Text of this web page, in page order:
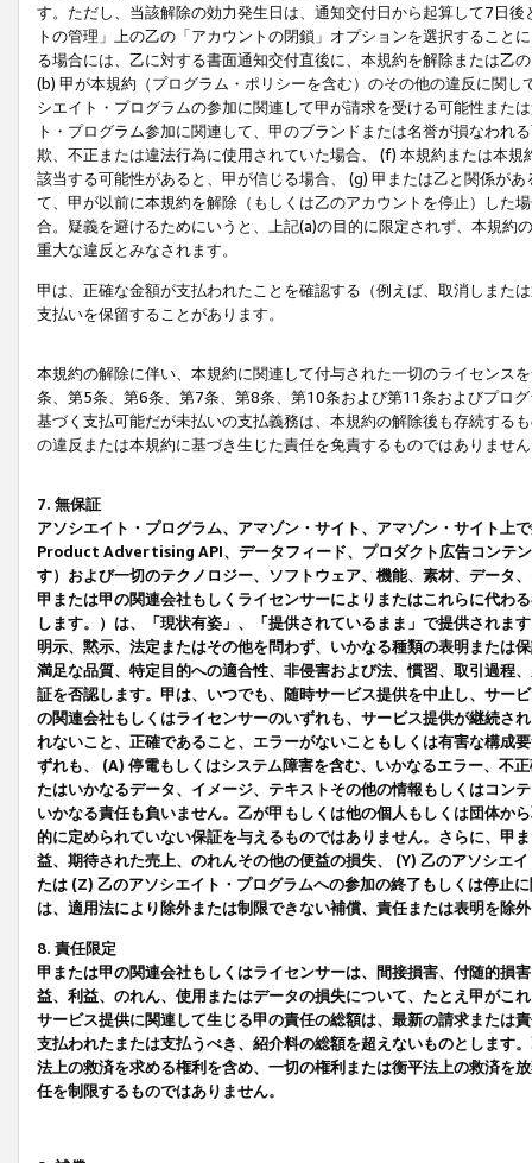
す。ただし、当該解除の効力発生日は、通知交付日から起算して7日
トの管理」上の乙の「アカウントの閉鎖」オプションを選択するこ
る場合には、乙に対する書面通知交付直後に、本規約を解除または乙
(b) 甲が本規約（プログラム・ポリシーを含む）のその他の違反に関
シエイト・プログラムの参加に関連して甲が請求を受ける可能性また
ト・プログラム参加に関連して、甲のブランドまたは名誉が損なわれ
欺、不正または違法行為に使用されていた場合、 (f) 本規約または本
該当する可能性があると、甲が信じる場合、 (g) 甲または乙と関係が
て、甲が以前に本規約を解除（もしくは乙のアカウントを停止）した
合。疑義を避けるためにいうと、上記(a)の目的に限定されず、本規
重大な違反とみなされます。
甲は、正確な金額が支払われたことを確認する（例えば、取消しまた
支払いを保留することがあります。
本規約の解除に伴い、本規約に関連して付与された一切のライセンス
条、第5条、第6条、第7条、第8条、第10条および第11条およびプロ
基づく支払可能だが未払いの支払義務は、本規約の解除後も存続する
の違反または本規約に基づき生じた責任を免責するものではありませ
7. 無保証
アソシエイト・プログラム、アマゾン・サイト、アマゾン・サイト上
Product Advertising API、データフィード、プロダクト広告コンテ
す）および一切のテクノロジー、ソフトウェア、機能、素材、データ
甲または甲の関連会社もしくライセンサーによりまたはこれらに代わ
します。）は、「現状有姿」、「提供されているまま」で提供されま
明示、黙示、法定またはその他を問わず、いかなる種類の表明または
満足な品質、特定目的への適合性、非侵害および法、慣習、取引過程
証を否認します。甲は、いつでも、随時サービス提供を中止し、サー
の関連会社もしくはライセンサーのいずれも、サービス提供が継続さ
れないこと、正確であること、エラーがないこともしくは有害な構成
ずれも、 (A) 停電もしくはシステム障害を含む、いかなるエラー、不
たはいかなるデータ、イメージ、テキストその他の情報もしくはコン
いかなる責任も負いません。乙が甲もしくは他の個人もしくは団体か
的に定められていない保証を与えるものではありません。さらに、甲
益、期待された売上、のれんその他の便益の損失、 (Y) 乙のアソシエ
たは (Z) 乙のアソシエイト・プログラムへの参加の終了もしくは停止
は、適用法により除外または制限できない補償、責任または表明を除
8. 責任限定
甲または甲の関連会社もしくはライセンサーは、間接損害、付随的損
益、利益、のれん、使用またはデータの損失について、たとえ甲がこ
サービス提供に関連して生じる甲の責任の総額は、最新の請求または
支払われたまたは支払うべき、紹介料の総額を超えないものとします
法上の救済を求める権利を含め、一切の権利または衡平法上の救済を
任を制限するものではありません。